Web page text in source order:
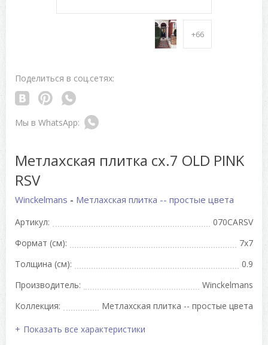
+66
Поделиться в соц.сетях:
Метлахская плитка cx.7 OLD PINK
RSV
Winckelmans - Метлахская плитка -- простые цвета
Артикул:
070CARSV
Формат (см):
7x7
Толщина (см):
0.9
Производитель:
Winckelmans
Коллекция:
Метлахская плитка -- простые цвета
Показать все характеристики